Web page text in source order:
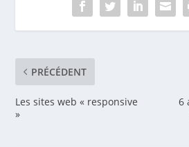
PRÉCÉDENT
Les sites web « responsive
»
6